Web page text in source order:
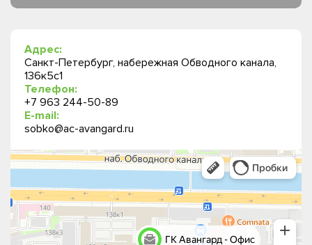
Адрес:
Санкт-Петербург, набережная Обводного канала,
136к5с1
Телефон:
+7 963 244-50-89
E-mail:
sobko@ac-avangard.ru